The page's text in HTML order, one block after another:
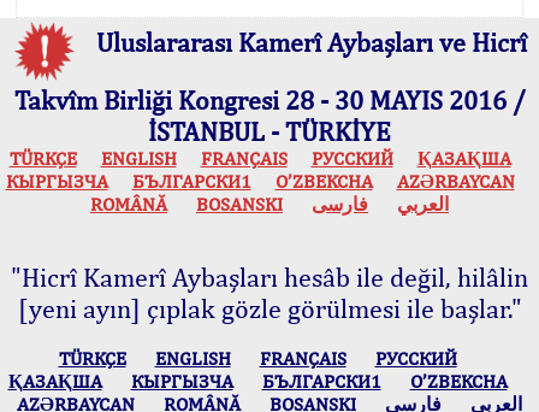
Uluslararası Kamerî Aybaşları ve Hicrî
Takvîm Birliği Kongresi 28 - 30 MAYIS 2016 /
İSTANBUL - TÜRKİYE
TÜRKÇE ENGLISH FRANÇAIS РУССКИЙ
ҚАЗАҚША
КЫPГЫЗЧA
БЪЛГАРСКИ1 O’ZBEKCHA
AZӘRBAYCAN
ROMÂNĂ
BOSANSKI العربي فارسی
"Hicrî Kamerî Aybaşları hesâb ile değil, hilâlin
[yeni ayın] çıplak gözle görülmesi ile başlar."
TÜRKÇE ENGLISH FRANÇAIS
РУССКИЙ
ҚАЗАҚША
КЫPГЫЗЧA БЪЛГАРСКИ1
O’ZBEKCHA
AZӘRBAYCAN
ROMÂNĂ BOSANSKI العربي فارسی